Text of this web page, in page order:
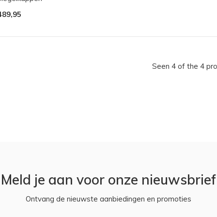
Seen 4 of the 4
Meld je aan voor onze nieuwsbrief
Ontvang de nieuwste aanbiedingen en promoties